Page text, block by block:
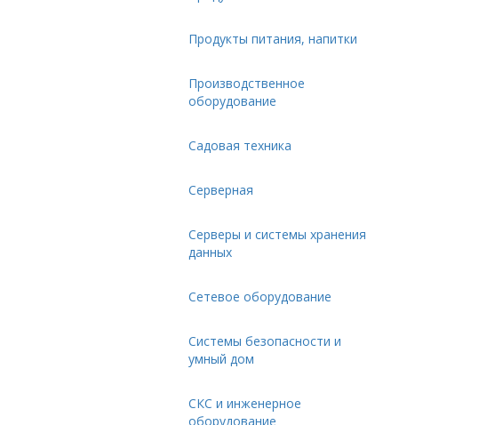
Продукты питания, напитки
Производственное
оборудование
Садовая техника
Серверная
Серверы и системы хранения
данных
Сетевое оборудование
Системы безопасности и
умный дом
СКС и инженерное
оборудование